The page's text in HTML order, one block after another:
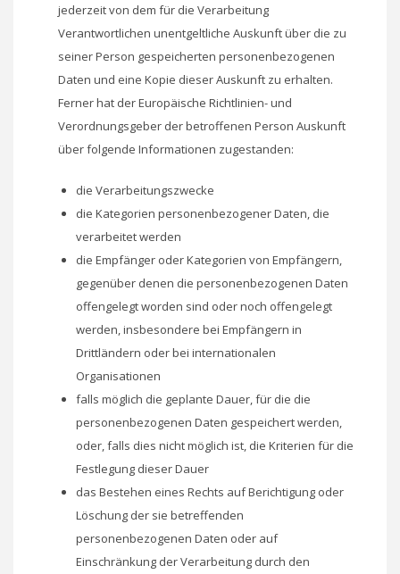
jederzeit von dem für die Verarbeitung
Verantwortlichen unentgeltliche Auskunft über die zu
seiner Person gespeicherten personenbezogenen
Daten und eine Kopie dieser Auskunft zu erhalten.
Ferner hat der Europäische Richtlinien- und
Verordnungsgeber der betroffenen Person Auskunft
über folgende Informationen zugestanden:
die Verarbeitungszwecke
die Kategorien personenbezogener Daten, die
verarbeitet werden
die Empfänger oder Kategorien von Empfängern,
gegenüber denen die personenbezogenen Daten
offengelegt worden sind oder noch offengelegt
werden, insbesondere bei Empfängern in
Drittländern oder bei internationalen
Organisationen
falls möglich die geplante Dauer, für die die
personenbezogenen Daten gespeichert werden,
oder, falls dies nicht möglich ist, die Kriterien für die
Festlegung dieser Dauer
das Bestehen eines Rechts auf Berichtigung oder
Löschung der sie betreffenden
personenbezogenen Daten oder auf
Einschränkung der Verarbeitung durch den